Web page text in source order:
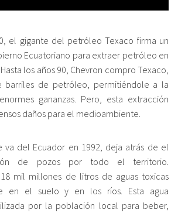
el gigante del petróleo Texaco firma un
Ecuatoriano para extraer petróleo en
los años 90, Chevron compro Texaco,
barriles de petróleo, permitiéndole a la
gananzas. Pero, esta extracción
daños para el medioambiente.
va del Ecuador en 1992, deja atrás de el
de pozos por todo el territorio.
mil millones de litros de aguas toxicas
en el suelo y en los ríos. Esta agua
por la población local para beber,